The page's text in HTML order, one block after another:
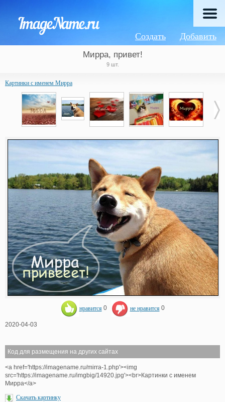
Добавить
Создать
Мирра, привет!
9 шт.
Картинки с именем Мирра
нравится 0 не нравится 0
2020-04-03
Код для размещения на других сайтах
<a href='https://imagename.ru/mirra-1.php'><img
src='https://imagename.ru/imgbig/14920.jpg'><br>Картинки с именем
Мирра</a>
Скачать картинку